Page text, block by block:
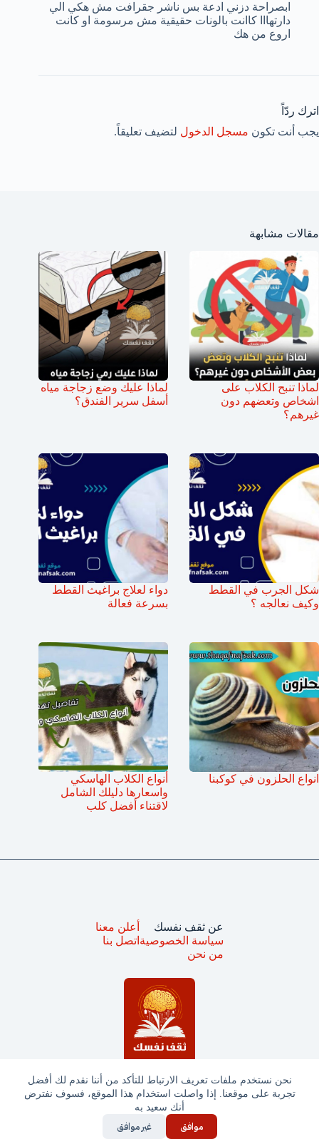
نحن نستخدم ملفات تعريف الارتباط للتأكد من أننا نقدم لك أفضل
تجربة على موقعنا. إذا واصلت استخدام هذا الموقع، فسوف نفترض
أنك سعيد به
موافق غير موافق
ابصراحة دزني ادعة بس ناشر جقرافت مش هكي الي
دارتهااا كاانت بالونات حقيقية مش مرسومة او كانت
اروع من هك
اترك ردّاً
يجب أنت تكون مسجل الدخول لتضيف تعليقاً.
مقالات مشابهة
لماذا تنبح الكلاب على
اشخاص وتعضهم دون
غيرهم؟
لماذا عليك وضع زجاجة مياه
أسفل سرير الفندق؟
شكل الجرب في القطط
وكيف نعالجه ؟
دواء لعلاج براغيث القطط
بسرعة فعالة
انواع الحلزون في كوكبنا
أنواع الكلاب الهاسكي
واسعارها دليلك الشامل
لاقتناء أفضل كلب
جميع الحقوق محفوظة © ثقف نفسك 2025
عن ثقف نفسك
سياسة الخصوصية
من نحن
أعلن معنا
اتصل بنا